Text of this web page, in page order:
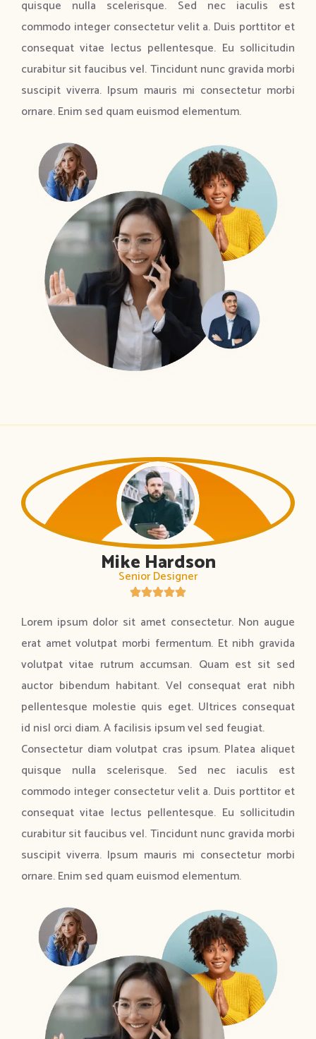
quisque nulla scelerisque. Sed nec iaculis est
commodo integer consectetur velit a. Duis porttitor et
consequat vitae lectus pellentesque. Eu sollicitudin
curabitur sit faucibus vel. Tincidunt nunc gravida morbi
suscipit viverra. Ipsum mauris mi consectetur morbi
ornare. Enim sed quam euismod elementum.
Mike Hardson
Senior Designer
Lorem ipsum dolor sit amet consectetur. Non augue
erat amet volutpat morbi fermentum. Et nibh gravida
volutpat vitae rutrum accumsan. Quam est sit sed
auctor bibendum habitant. Vel consequat erat nibh
pellentesque molestie quis eget. Ultrices consequat
id nisl orci diam. A facilisis ipsum vel sed feugiat.
Consectetur diam volutpat cras ipsum. Platea aliquet
quisque nulla scelerisque. Sed nec iaculis est
commodo integer consectetur velit a. Duis porttitor et
consequat vitae lectus pellentesque. Eu sollicitudin
curabitur sit faucibus vel. Tincidunt nunc gravida morbi
suscipit viverra. Ipsum mauris mi consectetur morbi
ornare. Enim sed quam euismod elementum.